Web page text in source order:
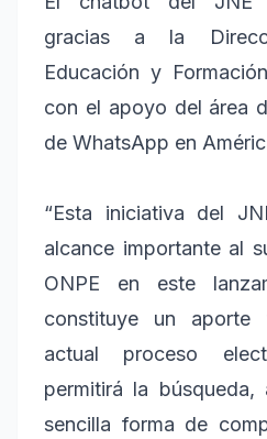
gracias a la
Educación y
con el apoyo del área
de WhatsApp en
“Esta iniciativa del
alcance importante al
ONPE en este
constituye un aporte
actual proceso
permitirá la búsqueda,
sencilla forma de